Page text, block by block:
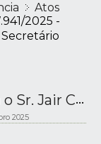
Atos
2025 -
Decreto 7.941/2025 - Exonera o Sr. Jair Canci do cargo de Secretário Municipal de Administração.
2025